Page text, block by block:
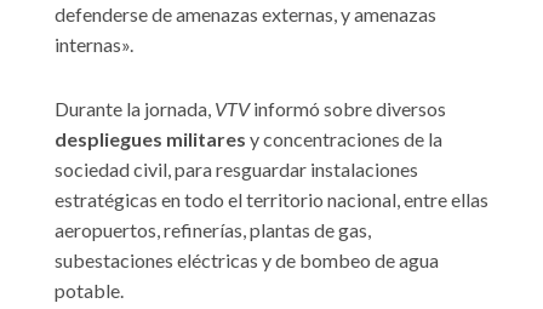
defenderse de amenazas externas, y amenazas
internas».
Durante la jornada, VTVinformó sobre diversos
despliegues militares y concentraciones de la
sociedad civil, para resguardar instalaciones
estratégicas en todo el territorio nacional, entre ellas
aeropuertos, refinerías, plantas de gas,
subestaciones eléctricas y de bombeo de agua
potable.